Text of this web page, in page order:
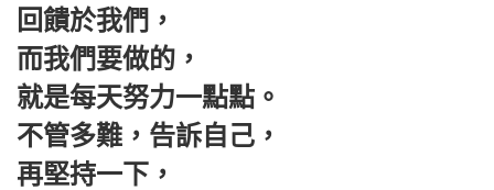
回饋於我們，
而我們要做的，
就是每天努力一點點。
不管多難，告訴自己，
再堅持一下，